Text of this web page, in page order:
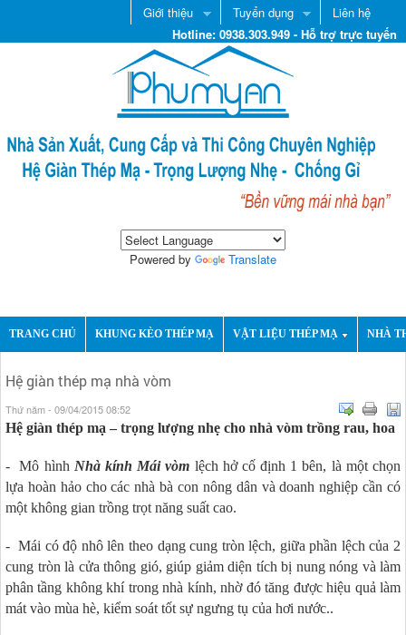
Giới thiệu Tuyển dụng
Liên hệ
Hotline: 0938.303.949 - Hỗ trợ trực tuyến
Powered by Translate
TRANG CHỦ KHUNG KÈO THÉP MẠ VẬT LIỆU THÉP MẠ NHÀ
Hệ giàn thép mạ nhà vòm
Thứ năm - 09/04/2015 08:52
Hệ giàn thép mạ – trọng lượng nhẹ cho nhà vòm trồng rau, hoa
- Mô hình Nhà kính Mái vòm lệch hở cố định 1 bên, là một chọn
lựa hoàn hảo cho các nhà bà con nông dân và doanh nghiệp cần có
một không gian trồng trọt năng suất cao.
- Mái có độ nhô lên theo dạng cung tròn lệch, giữa phần lệch của 2
cung tròn là cửa thông gió, giúp giảm diện tích bị nung nóng và làm
phân tầng không khí trong nhà kính, nhờ đó tăng được hiệu quả làm
mát vào mùa hè, kiểm soát tốt sự ngưng tụ của hơi nước..